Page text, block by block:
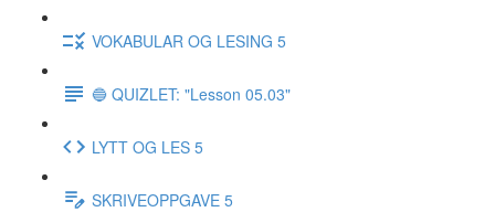
VOKABULAR OG LESING 5
🔵 QUIZLET: "Lesson 05.03"
LYTT OG LES 5
SKRIVEOPPGAVE 5